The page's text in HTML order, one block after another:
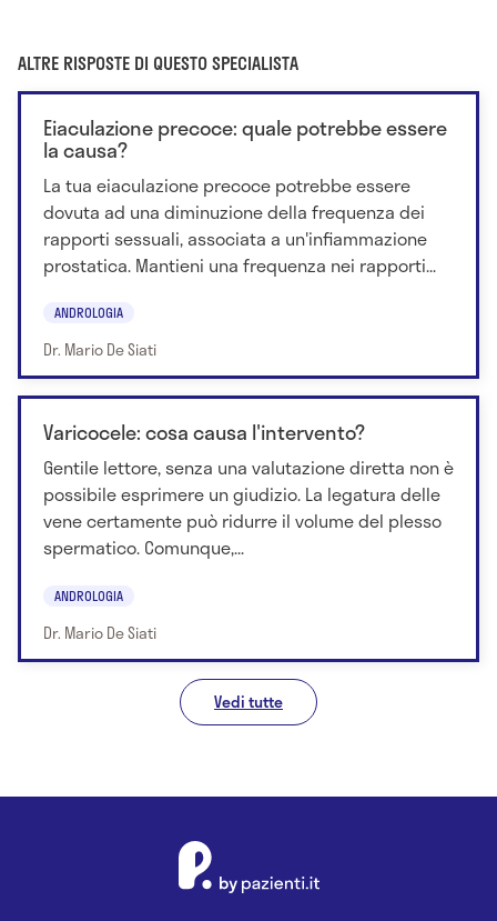
ALTRE RISPOSTE DI QUESTO SPECIALISTA
Eiaculazione precoce: quale potrebbe essere
la causa?
La tua eiaculazione precoce potrebbe essere
dovuta ad una diminuzione della frequenza dei
rapporti sessuali, associata a un'infiammazione
prostatica. Mantieni una frequenza nei rapporti...
ANDROLOGIA
Dr. Mario De Siati
Varicocele: cosa causa l'intervento?
Gentile lettore, senza una valutazione diretta non è
possibile esprimere un giudizio. La legatura delle
vene certamente può ridurre il volume del plesso
spermatico. Comunque,...
ANDROLOGIA
Dr. Mario De Siati
Vedi tutte